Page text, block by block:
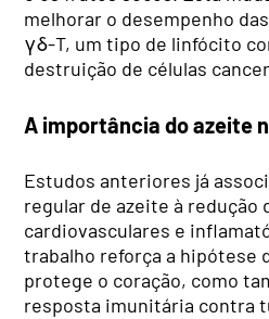
melhorar o desempenho
γδ-T, um tipo de linfócito
destruição de células
A importância do azeite
Estudos anteriores já
regular de azeite à redução
cardiovasculares e
trabalho reforça a hipótese
protege o coração, como
resposta imunitária contra